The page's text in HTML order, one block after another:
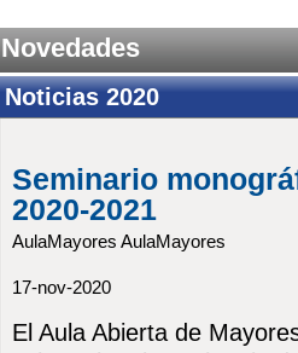
Novedades
Noticias 2020
Seminario
2020-2021
AulaMayores AulaMayores
17-nov-2020
El Aula Abierta de